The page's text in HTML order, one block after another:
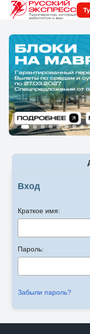
Вход
Краткое имя:
Пароль:
Забыли пароль?